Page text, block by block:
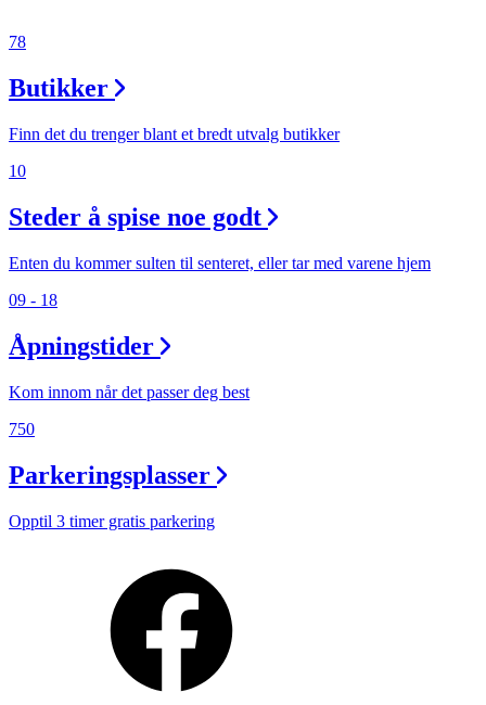
78
Butikker
Finn det du trenger blant et bredt utvalg butikker
10
Steder å spise noe godt
Enten du kommer sulten til senteret, eller tar med varene hjem
09 - 18
Åpningstider
Kom innom når det passer deg best
750
Parkeringsplasser
Opptil 3 timer gratis parkering